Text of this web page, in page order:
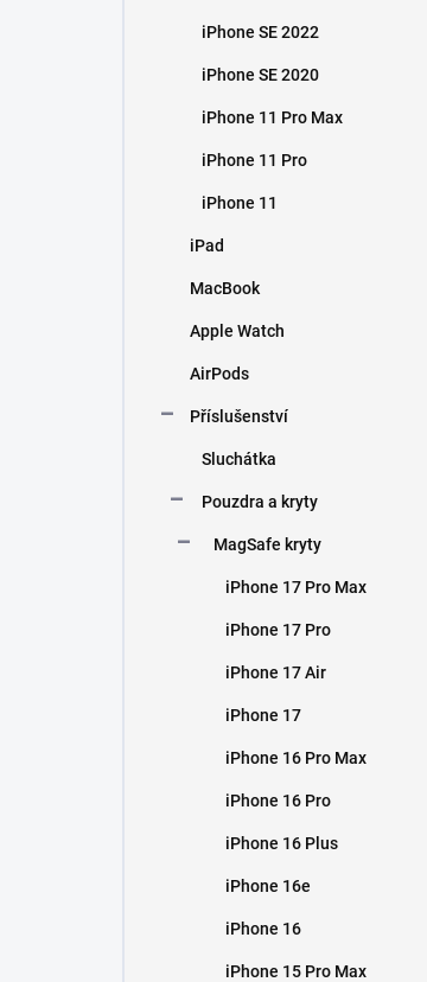
iPhone SE 2022
iPhone SE 2020
iPhone 11 Pro Max
iPhone 11 Pro
iPhone 11
iPad
MacBook
Apple Watch
AirPods
Příslušenství
Sluchátka
Pouzdra a kryty
MagSafe kryty
iPhone 17 Pro Max
iPhone 17 Pro
iPhone 17 Air
iPhone 17
iPhone 16 Pro Max
iPhone 16 Pro
iPhone 16 Plus
iPhone 16e
iPhone 16
iPhone 15 Pro Max